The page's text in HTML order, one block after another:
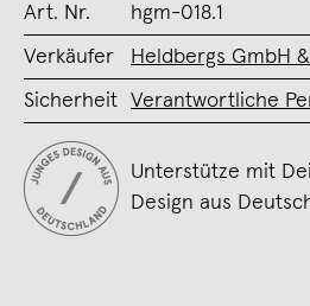
Art. Nr. hgm-018.1
Verkäufer Heldbergs GmbH
Sicherheit Verantwortliche
Unterstütze mit
Design aus